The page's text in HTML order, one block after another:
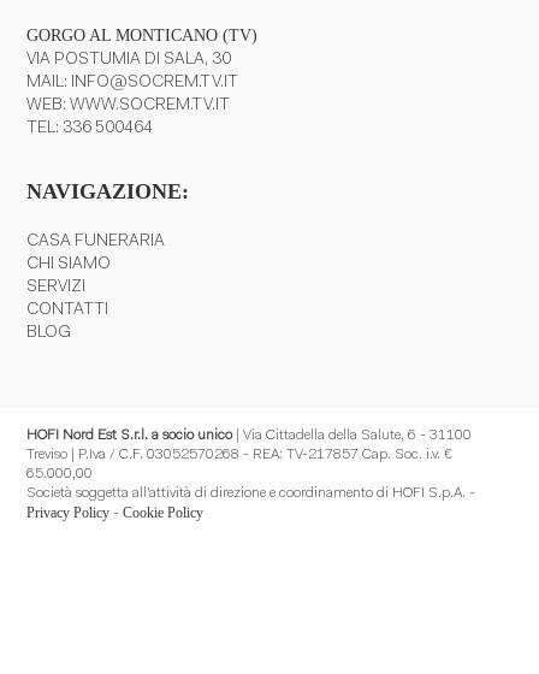
GORGO AL MONTICANO (TV)
VIA POSTUMIA DI SALA, 30
MAIL: INFO@SOCREM.TV.IT
WEB:WWW.SOCREM.TV.IT
TEL: 336 500464
NAVIGAZIONE:
CASA FUNERARIA
CHI SIAMO
SERVIZI
CONTATTI
BLOG
HOFI Nord Est S.r.l. a socio unico| Via Cittadella della Salute, 6 - 31100
Treviso | P.Iva / C.F. 03052570268 - REA: TV-217857 Cap. Soc. i.v. €
65.000,00
Società soggetta all’attività di direzione e coordinamento di HOFI S.p.A. -
Privacy Policy -Cookie Policy